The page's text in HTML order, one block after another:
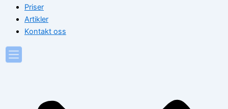
Priser
Artikler
Kontakt oss